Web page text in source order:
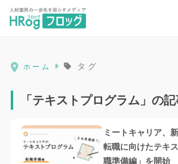
HRog | 人材業界の一歩先
ホーム タグ
「テキストプログラム」の
ミートキャリア、
転職に向けたテキ
職準備編」を開始